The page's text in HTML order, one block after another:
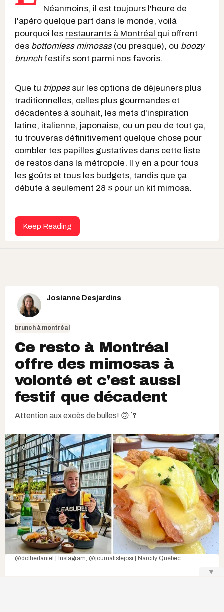
Néanmoins, il est toujours l'heure de
l'apéro quelque part dans le monde, voilà
pourquoi les restaurants à Montréal qui offrent
des bottomless mimosas (ou presque), ou boozy
brunchfestifs sont parmi nos favoris.
Que tu trippessur les options de déjeuners plus
traditionnelles, celles plus gourmandes et
décadentes à souhait, les mets d'inspiration
latine, italienne, japonaise, ou un peu de tout ça,
tu trouveras définitivement quelque chose pour
combler tes papilles gustatives dans cette liste
de restos dans la métropole. Il y en a pour tous
les goûts et tous les budgets, tandis que ça
débute à seulement 28 $ pour un kit mimosa.
Keep Reading
Josianne Desjardins
brunch à montréal
Ce resto à Montréal
offre des mimosas à
volonté et c'est aussi
festif que décadent
Attention aux excès de bulles! 🙃🥂
@dothedaniel | Instagram @journalistejosi | Narcity Québec
▼